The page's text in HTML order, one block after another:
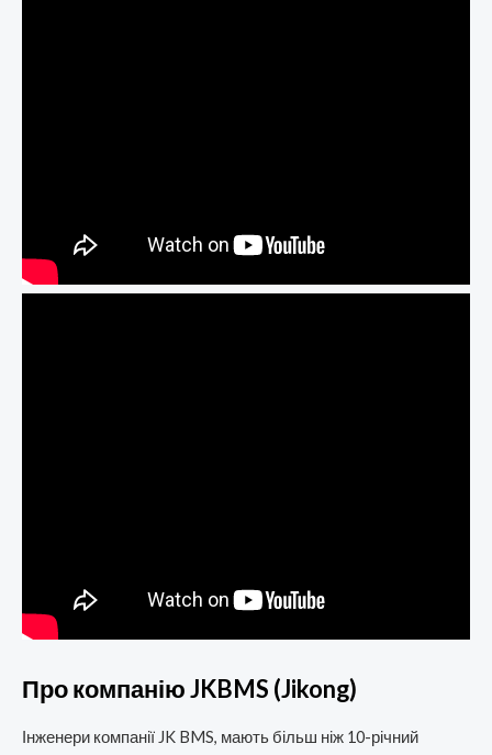
Про компанію JKBMS (Jikong)
Інженери компанії JK BMS, мають більш ніж 10-річний